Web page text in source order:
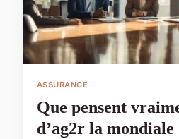
ASSURANCE
Que pensent
d’ag2r la mondiale